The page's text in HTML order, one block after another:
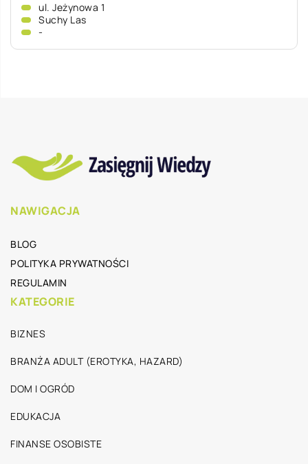
ul. Jeżynowa 1
Suchy Las
-
NAWIGACJA
BLOG
POLITYKA PRYWATNOŚCI
REGULAMIN
KATEGORIE
BIZNES
BRANŻA ADULT (EROTYKA, HAZARD)
DOM I OGRÓD
EDUKACJA
FINANSE OSOBISTE